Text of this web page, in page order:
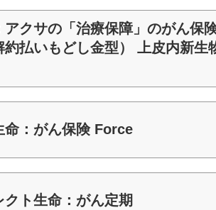
アクサの「治療保障」のがん
約払いもどし金型） 上皮内新生
命：がん保険 Force
クト生命：がん定期